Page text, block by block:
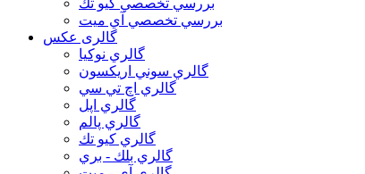
بررسي تخصصي كيو تك
بررسي تخصصي آي ميت
گالری عکس
گالري نوكيا
گالري سوني اريكسون
گالري اچ تي سي
گالري اپل
گالري پالم
گالري كيو تك
گالري بلك - بري